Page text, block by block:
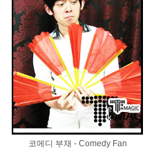
코메디 부채 - Comedy Fan